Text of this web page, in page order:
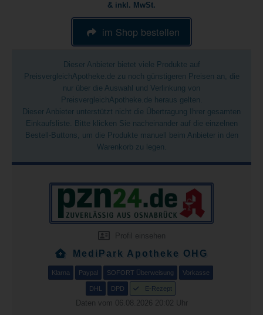
& inkl. MwSt.
im Shop bestellen
Dieser Anbieter bietet viele Produkte auf
PreisvergleichApotheke.de zu noch günstigeren Preisen an, die
nur über die Auswahl und Verlinkung von
PreisvergleichApotheke.de heraus gelten.
Dieser Anbieter unterstützt nicht die Übertragung Ihrer gesamten
Einkaufsliste. Bitte klicken Sie nacheinander auf die einzelnen
Bestell-Buttons, um die Produkte manuell beim Anbieter in den
Warenkorb zu legen.
Profil einsehen
MediPark Apotheke OHG
Klarna Paypal SOFORT Überweisung Vorkasse
DHL DPD E-Rezept
Daten vom 06.08.2026 20:02 Uhr